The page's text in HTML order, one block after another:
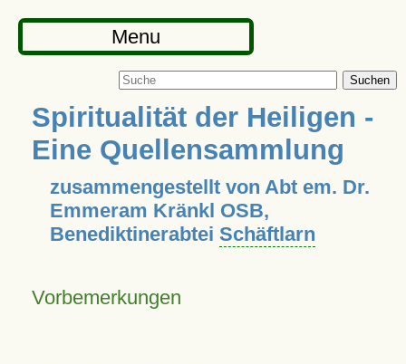
Menu
Suchen
Spiritualität der Heiligen -
Eine Quellensammlung
zusammengestellt von Abt em. Dr.
Emmeram Kränkl OSB,
Benediktinerabtei Schäftlarn
Vorbemerkungen